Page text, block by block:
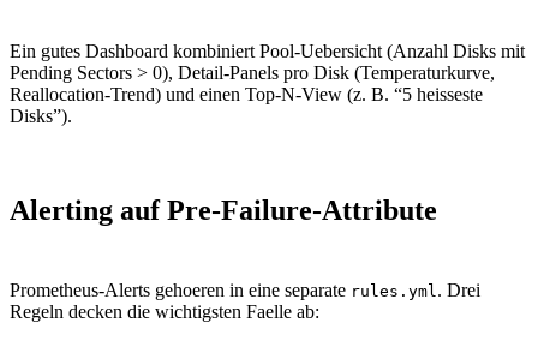
Ein gutes Dashboard kombiniert Pool-Uebersicht (Anzahl Disks mit
Pending Sectors > 0), Detail-Panels pro Disk (Temperaturkurve,
Reallocation-Trend) und einen Top-N-View (z. B. “5 heisseste
Disks”).
Alerting auf Pre-Failure-Attribute
Prometheus-Alerts gehoeren in eine separate rules.yml . Drei
Regeln decken die wichtigsten Faelle ab: